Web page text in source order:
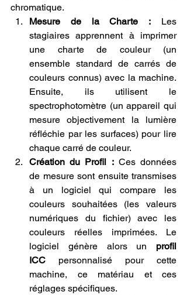
chromatique.
Mesure de la Charte : Les
stagiaires apprennent à imprimer
une charte de couleur (un
ensemble standard de carrés de
couleurs connus) avec la machine.
Ensuite, ils utilisent le
spectrophotomètre (un appareil qui
mesure objectivement la lumière
réfléchie par les surfaces) pour lire
chaque carré de couleur.
Création du Profil : Ces données
de mesure sont ensuite transmises
à un logiciel qui compare les
couleurs souhaitées (les valeurs
numériques du fichier) avec les
couleurs réelles imprimées. Le
logiciel génère alors un profil
ICC personnalisé pour cette
machine, ce matériau et ces
réglages spécifiques.